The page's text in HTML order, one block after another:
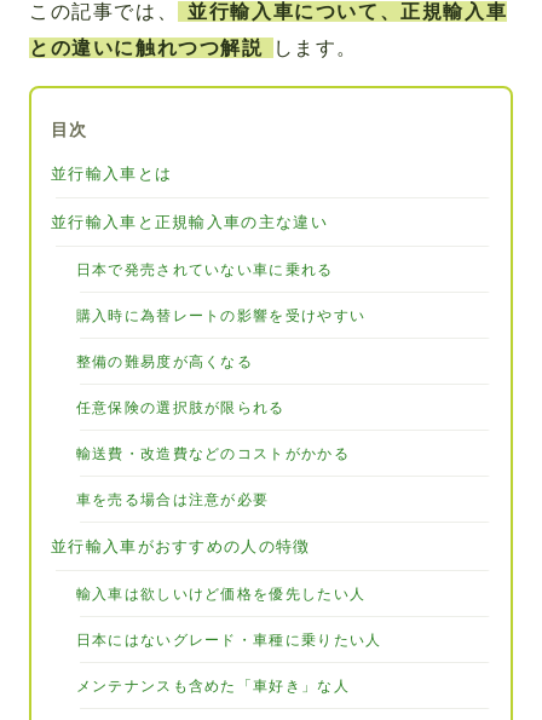
この記事では、
並行輸入車について、正規輸入車
との違いに触れつつ解説
します。
目次
並行輸入車とは
並行輸入車と正規輸入車の主な違い
日本で発売されていない車に乗れる
購入時に為替レートの影響を受けやすい
整備の難易度が高くなる
任意保険の選択肢が限られる
輸送費・改造費などのコストがかかる
車を売る場合は注意が必要
並行輸入車がおすすめの人の特徴
輸入車は欲しいけど価格を優先したい人
日本にはないグレード・車種に乗りたい人
メンテナンスも含めた「車好き」な人